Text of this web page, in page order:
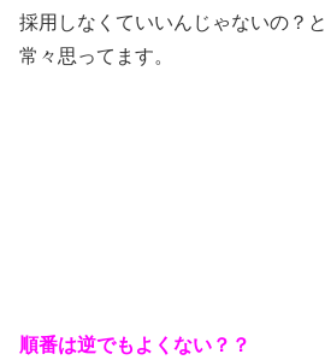
採用しなくていいんじゃないの？と
常々思ってます。
順番は逆でもよくない？？